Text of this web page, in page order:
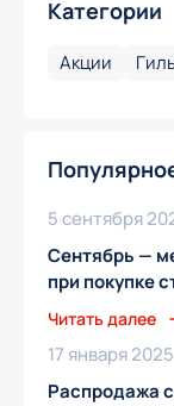
Категории
Акции
5 сентября
Сентябрь —
при покупке
Читать далее
17 января 2025
Распродажа